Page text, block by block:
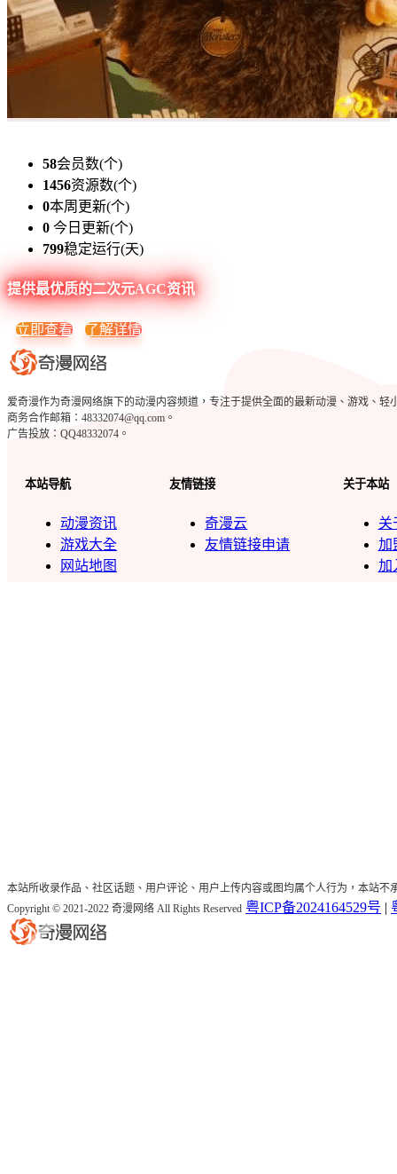
58会员数(个)
1456资源数(个)
0本周更新(个)
0 今日更新(个)
799稳定运行(天)
提供最优质的二次元AGC资讯
立即查看 了解详情
爱奇漫作为奇漫网络旗下的动漫内容频道，专注于提供全面的最新动漫、游戏、轻
商务合作邮箱：48332074@qq.com。
广告投放：QQ48332074。
本站导航
动漫资讯
游戏大全
网站地图
友情链接
奇漫云
友情链接申请
关于本站
关
加
加
本站所收录作品、社区话题、用户评论、用户上传内容或图均属个人行为，本站不
Copyright © 2021-2022 奇漫网络 All Rights Reserved 粤ICP备2024164529号 |